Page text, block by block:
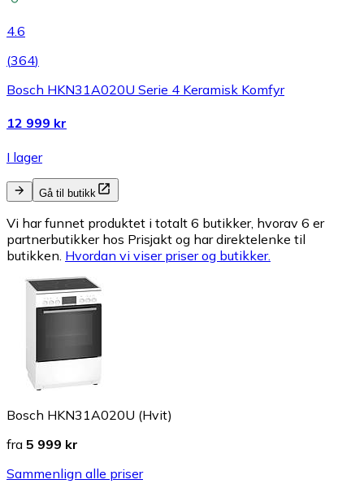
4.6
(364)
Bosch HKN31A020U Serie 4 Keramisk Komfyr
12 999 kr
I lager
Gå til butikk
Vi har funnet produktet i totalt 6 butikker, hvorav 6 er
partnerbutikker hos Prisjakt og har direktelenke til
butikken. Hvordan vi viser priser og butikker.
Bosch HKN31A020U (Hvit)
fra 5 999 kr
Sammenlign alle priser